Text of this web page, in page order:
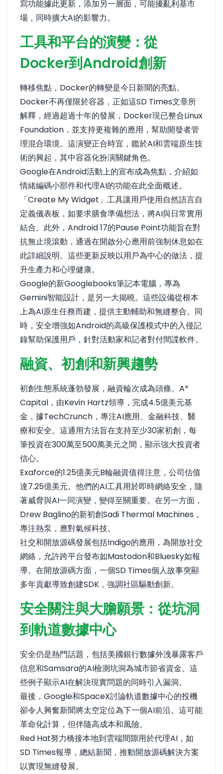
寫功能據此更新 ，添加另一層面，可能擾亂利基市
場，同時擴大AI的影響力。
工具和平台的演變：從
Docker到Android創新
轉移焦點，Docker的轉變是今日新聞的亮點。
Docker不再僅限於容器，正如這SD Times文章所
解釋，經過超過十年的發展，Docker現已整合Linux
Foundation，並支持更複雜的應用，幫助開發者管
理混合環境。這演變正合時宜，鑑於AI和雲端原生技
術的興起，其中容器化扮演關鍵角色。
Google在Android活動上的宣布成為焦點，介紹如
情緒編碼小部件和代理AI的功能在此全面概述。
「Create My Widget」工具讓用戶使用自然語言自
定義儀表板，如要求膳食準備想法，將AI與日常實用
結合。此外，Android 17的Pause Point功能旨在對
抗無止境滾動，通過在開啟分心應用前強制休息如在
此詳細說明。這些更新反映以用戶為中心的做法，提
升生產力和心理健康。
Google的新Googlebooks筆記本電腦，專為
Gemini智能設計， 是另一大揭曉。這些設備從根本
上為AI原生任務而建，提供主動輔助和無縫整合。同
時，安全增強如Android的高級保護模式中的入侵記
錄幫助保護用戶 ，針對活動家和記者對付間諜軟件。
融資、初創和新興趨勢
初創生態系統蓬勃發展，融資輪次成為頭條。A*
Capital，由Kevin Hartz領導，完成4.5億美元基
金， 據TechCrunch ，專注AI應用、金融科技、醫
療和安全。這通用方法旨在支持至少30家初創，每
筆投資在300萬至500萬美元之間，顯示強大投資者
信心。
Exaforce的1.25億美元B輪融資值得注意 ，公司估值
達7.25億美元。他們的AI工具用於即時網絡安全，隨
著威脅與AI一同演變，變得至關重要。在另一方面，
Drew Baglino的新初創Sadi Thermal Machines，
專注熱泵 ，應對氣候科技。
社交和開放源碼發展包括Indigo的應用，為開放社交
網絡，允許跨平台發布如Mastodon和Bluesky如報
導。在開放源碼方面，一個SD Times個人故事突顯
多年貢獻導致創建SDK ，強調社區驅動創新。
安全關注與大膽願景：從坑洞
到軌道數據中心
安全仍是熱門話題，包括美國銀行數據外洩暴露客戶
信息和Samsara的AI檢測坑洞為城市節省資金。這
些例子顯示AI在解決現實問題的同時引入漏洞。
最後，Google和SpaceX討論軌道數據中心的投機
卻令人興奮新聞將太空定位為下一個AI前沿。這可能
革命化計算，但伴隨高成本和風險。
Red Hat努力橋接本地到雲端間隙用於代理AI， 如
SD Times報導 ，總結新聞，推動開放源碼解決方案
以實現無縫發展。